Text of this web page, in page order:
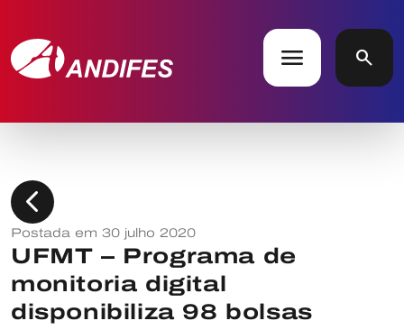
menu search
chevron_left
Postada em 30 julho 2020
UFMT – Programa de
monitoria digital
disponibiliza 98 bolsas